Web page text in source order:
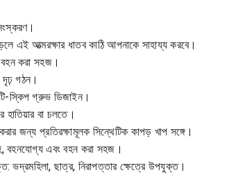
এই আত্মরক্ষার ধাতব কাঠি আপনাকে সাহায্য করবে।
করা সহজ।
দৃঢ় গঠন।
স্কিপ গ্রুভ ডিজাইন।
হাতিয়ার বা চলতে।
জন্য প্রতিরক্ষামূলক সিন্থেটিক কাপড় খাপ সঙ্গে।
বহনযোগ্য এবং বহন করা সহজ।
ছাত্র, নিরাপত্তার ক্ষেত্রে উপযুক্ত।